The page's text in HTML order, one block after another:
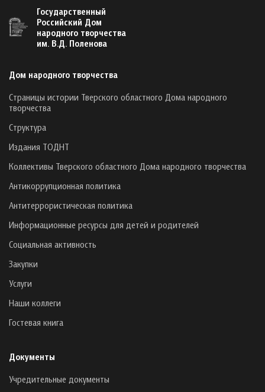
Государственный
Российский Дом
народного творчества
им. В.Д. Поленова
Дом народного творчества
Страницы истории Тверского областного Дома народного
творчества
Структура
Издания ТОДНТ
Коллективы Тверского областного Дома народного творчества
Антикоррупционная политика
Антитеррористическая политика
Информационные ресурсы для детей и родителей
Социальная активность
Закупки
Услуги
Наши коллеги
Гостевая книга
Документы
Учредительные документы